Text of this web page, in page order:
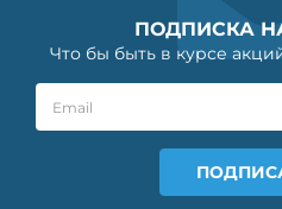
ПОДПИСКА
Что бы быть в курсе